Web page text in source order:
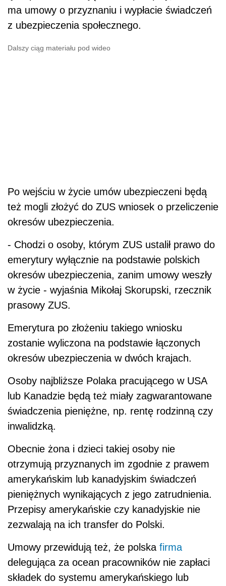
ma umowy o przyznaniu i wypłacie świadczeń
z ubezpieczenia społecznego.
Dalszy ciąg materiału pod wideo
Po wejściu w życie umów ubezpieczeni będą
też mogli złożyć do ZUS wniosek o przeliczenie
okresów ubezpieczenia.
- Chodzi o osoby, którym ZUS ustalił prawo do
emerytury wyłącznie na podstawie polskich
okresów ubezpieczenia, zanim umowy weszły
w życie - wyjaśnia Mikołaj Skorupski, rzecznik
prasowy ZUS.
Emerytura po złożeniu takiego wniosku
zostanie wyliczona na podstawie łączonych
okresów ubezpieczenia w dwóch krajach.
Osoby najbliższe Polaka pracującego w USA
lub Kanadzie będą też miały zagwarantowane
świadczenia pieniężne, np. rentę rodzinną czy
inwalidzką.
Obecnie żona i dzieci takiej osoby nie
otrzymują przyznanych im zgodnie z prawem
amerykańskim lub kanadyjskim świadczeń
pieniężnych wynikających z jego zatrudnienia.
Przepisy amerykańskie czy kanadyjskie nie
zezwalają na ich transfer do Polski.
Umowy przewidują też, że polska firma
delegująca za ocean pracowników nie zapłaci
składek do systemu amerykańskiego lub